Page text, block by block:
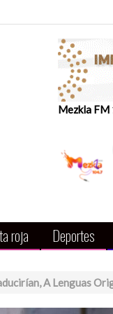
Mezkla FM
roja Deportes
A Lenguas